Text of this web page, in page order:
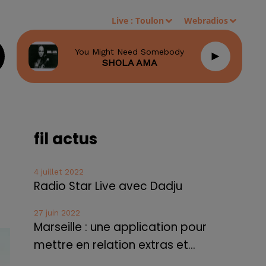
Live :Toulon Webradios
You Might Need Somebody
SHOLA AMA
fil actus
4 juillet 2022
Radio Star Live avec Dadju
27 juin 2022
Marseille : une application pour
mettre en relation extras et...